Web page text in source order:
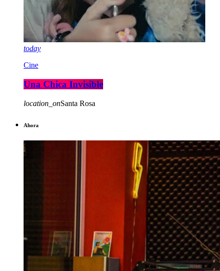
today
Cine
Una Chica Invisible
location_onSanta Rosa
Ahora